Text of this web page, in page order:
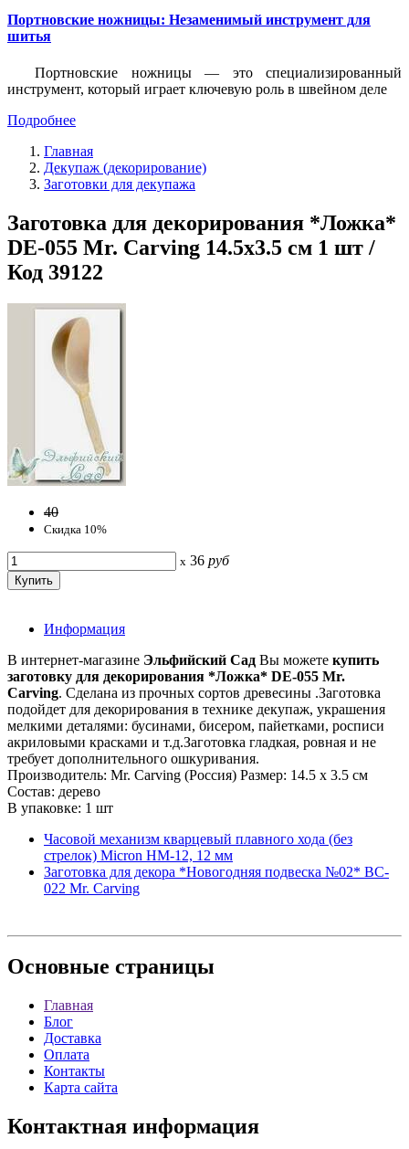
Портновские ножницы: Незаменимый инструмент для
шитья
Портновские ножницы — это специализированный
инструмент, который играет ключевую роль в швейном деле
Подробнее
Главная
Декупаж (декорирование)
Заготовки для декупажа
Заготовка для декорирования *Ложка*
DE-055 Mr. Carving 14.5х3.5 см 1 шт /
Код 39122
40
Скидка 10%
x 36 руб
Информация
В интернет-магазине Эльфийский Сад Вы можете купить
заготовку для декорирования *Ложка* DE-055 Mr.
Carving. Сделана из прочных сортов древесины .Заготовка
подойдет для декорирования в технике декупаж, украшения
мелкими деталями: бусинами, бисером, пайетками, росписи
акриловыми красками и т.д.Заготовка гладкая, ровная и не
требует дополнительного ошкуривания.
Производитель: Mr. Carving (Россия) Размер: 14.5 х 3.5 см
Состав: дерево
В упаковке: 1 шт
Часовой механизм кварцевый плавного хода (без
стрелок) Micron НМ-12, 12 мм
Заготовка для декора *Новогодняя подвеска №02* BC-
022 Mr. Carving
Основные страницы
Главная
Блог
Доставка
Оплата
Контакты
Карта сайта
Контактная информация